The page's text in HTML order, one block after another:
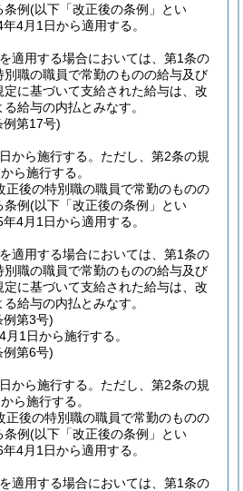
例(以下「改正後の条例」とい
4月1日から適用する。
適用する場合においては、第1条の
職の職員で常勤のものの給与及び
に基づいて支給された給与は、改
給与の内払とみなす。
例第17号)
から施行する。 ただし、第2条の規
ら施行する。
正後の特別職の職員で常勤のものの
例(以下「改正後の条例」とい
4月1日から適用する。
適用する場合においては、第1条の
職の職員で常勤のものの給与及び
に基づいて支給された給与は、改
給与の内払とみなす。
例第3号)
1日から施行する。
例第6号)
から施行する。 ただし、第2条の規
ら施行する。
正後の特別職の職員で常勤のものの
例(以下「改正後の条例」とい
4月1日から適用する。
適用する場合においては、第1条の